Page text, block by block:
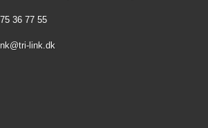
75 36 77 55
link.dk